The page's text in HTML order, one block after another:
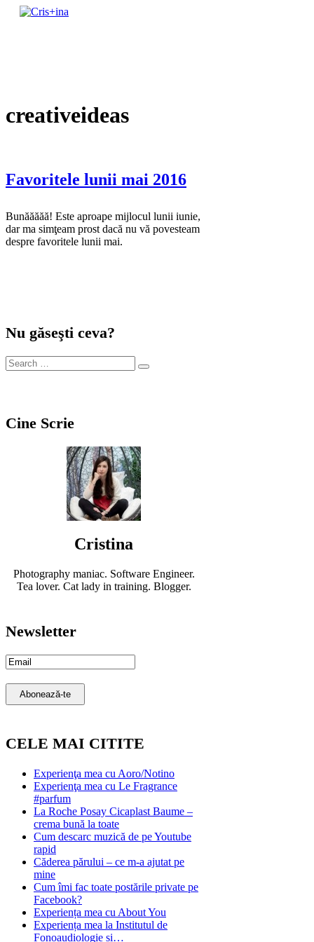
Skip
creativeideas
Favoritele lunii mai 2016
Bunăăăăă! Este aproape mijlocul lunii iunie,
dar ma simţeam prost dacă nu vă povesteam
despre favoritele lunii mai.
Nu găseşti ceva?
Cine Scrie
Cristina
Photography maniac. Software Engineer.
Tea lover. Cat lady in training. Blogger.
Newsletter
Email
Subscription
Abonează-te
CELE MAI CITITE
Experienţa mea cu Aoro/Notino
Experienţa mea cu Le Fragrance
#parfum
La Roche Posay Cicaplast Baume –
crema bună la toate
Cum descarc muzică de pe Youtube
rapid
Căderea părului – ce m-a ajutat pe
mine
Cum îmi fac toate postările private pe
Facebook?
Experiența mea cu About You
Experiența mea la Institutul de
Fonoaudiologie și…